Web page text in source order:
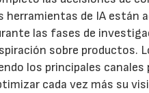
herramientas de IA están
las fases de
sobre productos.
los principales
cada vez más su